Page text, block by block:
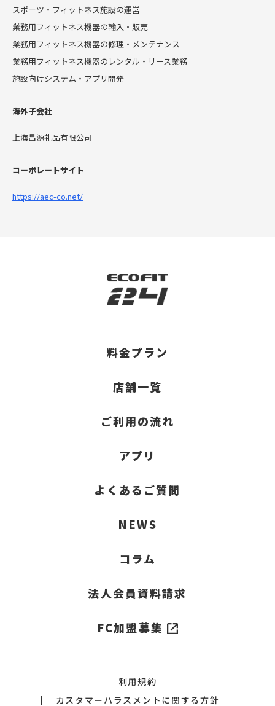
スポーツ・フィットネス施設の運営
業務用フィットネス機器の輸入・販売
業務用フィットネス機器の修理・メンテナンス
業務用フィットネス機器のレンタル・リース業務
施設向けシステム・アプリ開発
海外子会社
上海昌源礼品有限公司
コーポレートサイト
https://aec-co.net/
料金プラン
店舗一覧
ご利用の流れ
アプリ
よくあるご質問
NEWS
コラム
法人会員資料請求
FC加盟募集
利用規約
カスタマーハラスメントに関する方針